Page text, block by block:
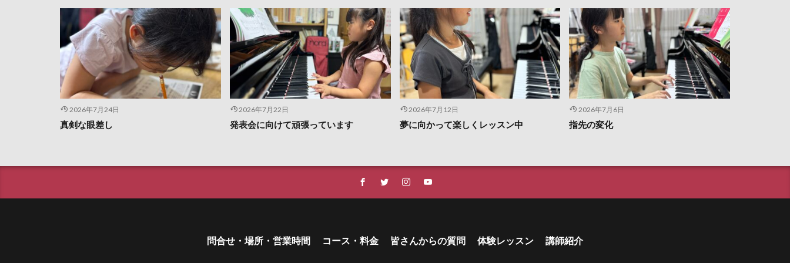
2026年7月24日
真剣な眼差し
2026年7月22日
発表会に向けて頑張っています
2026年7月12日
夢に向かって楽しくレッスン中
2026年7月6日
指先の変化
問合せ・場所・営業時間 コース・料金 皆さんからの質問 体験レッスン 講師紹介